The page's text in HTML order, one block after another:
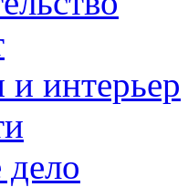
интерьер